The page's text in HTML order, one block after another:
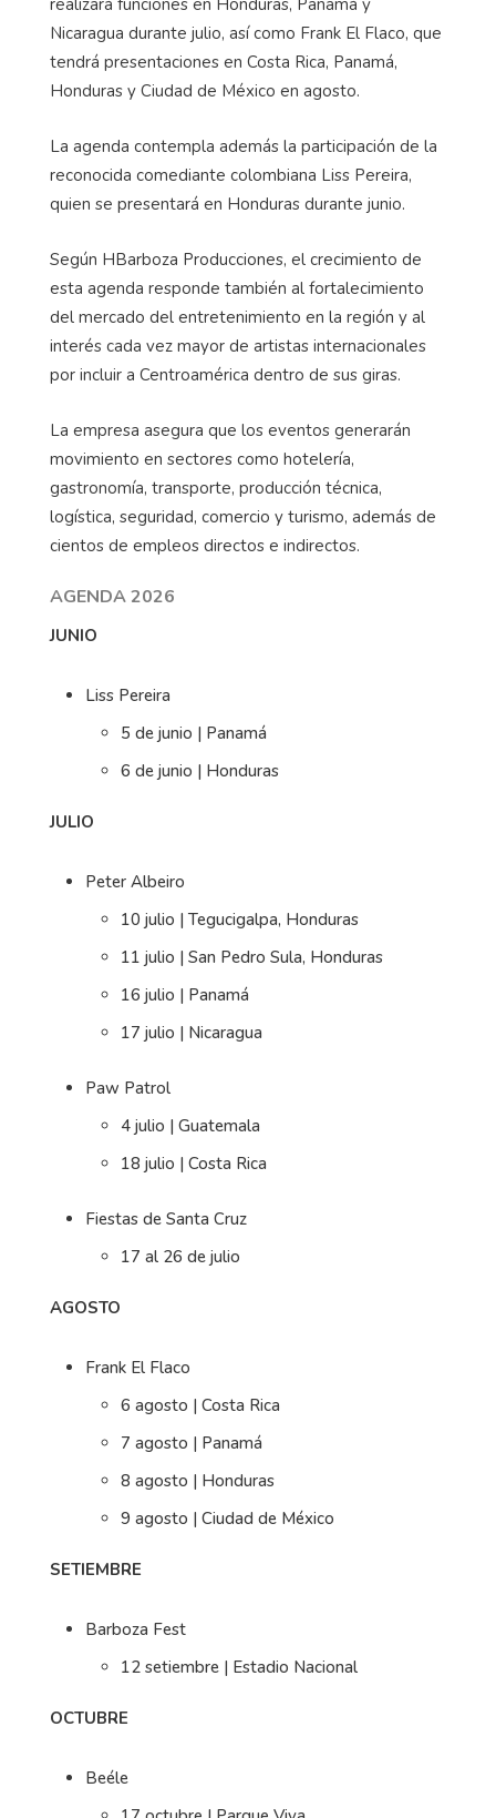
realizará funciones en Honduras, Panamá y
Nicaragua durante julio, así como Frank El Flaco, que
tendrá presentaciones en Costa Rica, Panamá,
Honduras y Ciudad de México en agosto.
La agenda contempla además la participación de la
reconocida comediante colombiana Liss Pereira,
quien se presentará en Honduras durante junio.
Según HBarboza Producciones, el crecimiento de
esta agenda responde también al fortalecimiento
del mercado del entretenimiento en la región y al
interés cada vez mayor de artistas internacionales
por incluir a Centroamérica dentro de sus giras.
La empresa asegura que los eventos generarán
movimiento en sectores como hotelería,
gastronomía, transporte, producción técnica,
logística, seguridad, comercio y turismo, además de
cientos de empleos directos e indirectos.
AGENDA 2026
JUNIO
Liss Pereira
5 de junio | Panamá
6 de junio | Honduras
JULIO
Peter Albeiro
10 julio | Tegucigalpa, Honduras
11 julio | San Pedro Sula, Honduras
16 julio | Panamá
17 julio | Nicaragua
Paw Patrol
4 julio | Guatemala
18 julio | Costa Rica
Fiestas de Santa Cruz
17 al 26 de julio
AGOSTO
Frank El Flaco
6 agosto | Costa Rica
7 agosto | Panamá
8 agosto | Honduras
9 agosto | Ciudad de México
SETIEMBRE
Barboza Fest
12 setiembre | Estadio Nacional
OCTUBRE
Beéle